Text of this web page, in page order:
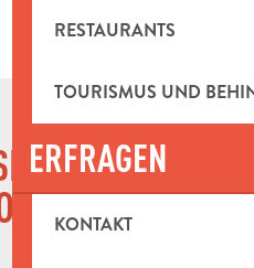
RESTAURANTS
TOURISMUS UND
ERFRAGEN
KONTAKT
DER
IN AUBAGNE